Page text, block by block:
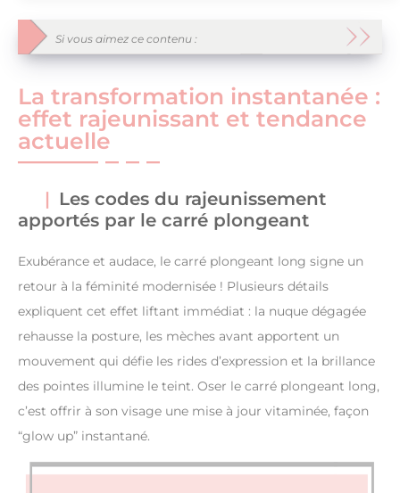
Si vous aimez ce contenu :
La transformation instantanée :
effet rajeunissant et tendance
actuelle
Les codes du rajeunissement
apportés par le carré plongeant
Exubérance et audace, le carré plongeant long signe un
retour à la féminité modernisée ! Plusieurs détails
expliquent cet effet liftant immédiat : la nuque dégagée
rehausse la posture, les mèches avant apportent un
mouvement qui défie les rides d’expression et la brillance
des pointes illumine le teint. Oser le carré plongeant long,
c’est offrir à son visage une mise à jour vitaminée, façon
“glow up” instantané.